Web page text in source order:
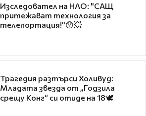
Изследовател на НЛО: "САЩ
притежават технология за
телепортация!"😯💥
Трагедия разтърси Холивуд:
Младата звезда от „Годзила
срещу Конг“ си отиде на 18🕊️